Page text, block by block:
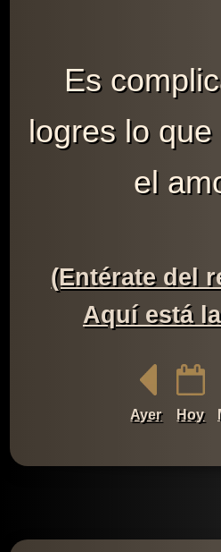
Es
logres lo
el
(Entérate del
Aquí está
Ayer Hoy